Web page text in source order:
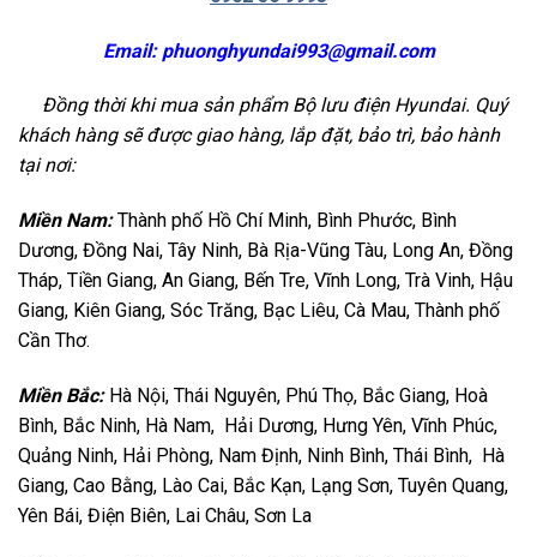
Email: phuonghyundai993@gmail.com
Đồng thời khi mua sản phẩm Bộ lưu điện Hyundai. Quý
khách hàng sẽ được giao hàng, lắp đặt, bảo trì, bảo hành
tại nơi:
Miền Nam:Thành phố Hồ Chí Minh, Bình Phước, Bình
Dương, Đồng Nai, Tây Ninh, Bà Rịa-Vũng Tàu, Long An, Đồng
Tháp, Tiền Giang, An Giang, Bến Tre, Vĩnh Long, Trà Vinh, Hậu
Giang, Kiên Giang, Sóc Trăng, Bạc Liêu, Cà Mau, Thành phố
Cần Thơ.
Miền Bắc: Hà Nội, Thái Nguyên, Phú Thọ, Bắc Giang, Hoà
Bình, Bắc Ninh, Hà Nam, Hải Dương, Hưng Yên, Vĩnh Phúc,
Quảng Ninh, Hải Phòng, Nam Định, Ninh Bình, Thái Bình, Hà
Giang, Cao Bằng, Lào Cai, Bắc Kạn, Lạng Sơn, Tuyên Quang,
Yên Bái, Điện Biên, Lai Châu, Sơn La